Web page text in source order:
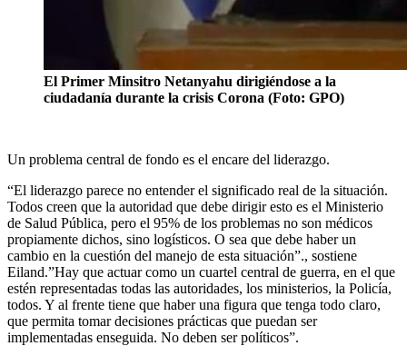
El Primer Minsitro Netanyahu dirigiéndose a la
ciudadanía durante la crisis Corona (Foto: GPO)
Un problema central de fondo es el encare del liderazgo.
“El liderazgo parece no entender el significado real de la situación.
Todos creen que la autoridad que debe dirigir esto es el Ministerio
de Salud Pública, pero el 95% de los problemas no son médicos
propiamente dichos, sino logísticos. O sea que debe haber un
cambio en la cuestión del manejo de esta situación”., sostiene
Eiland.”Hay que actuar como un cuartel central de guerra, en el que
estén representadas todas las autoridades, los ministerios, la Policía,
todos. Y al frente tiene que haber una figura que tenga todo claro,
que permita tomar decisiones prácticas que puedan ser
implementadas enseguida. No deben ser políticos”.